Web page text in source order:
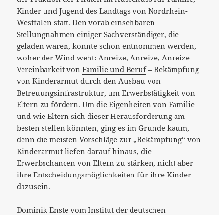
Kinder und Jugend des Landtags von Nordrhein-
Westfalen statt. Den vorab einsehbaren
Stellungnahmen einiger Sachverständiger, die
geladen waren, konnte schon entnommen werden,
woher der Wind weht: Anreize, Anreize, Anreize –
Vereinbarkeit vonFamilie und Beruf– Bekämpfung
von Kinderarmut durch den Ausbau von
Betreuungsinfrastruktur, um Erwerbstätigkeit von
Eltern zu fördern. Um die Eigenheiten von Familie
und wie Eltern sich dieser Herausforderung am
besten stellen könnten, ging es im Grunde kaum,
denn die meisten Vorschläge zur „Bekämpfung“ von
Kinderarmut liefen darauf hinaus, die
Erwerbschancen von Eltern zu stärken, nicht aber
ihre Entscheidungsmöglichkeiten für ihre Kinder
dazusein.
Dominik Enste vom Institut der deutschen